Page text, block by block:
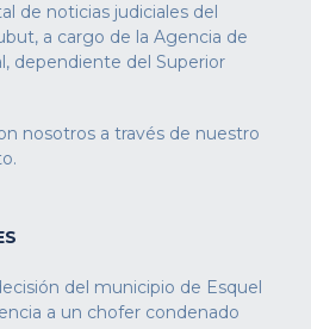
de noticias judiciales del
a cargo de la Agencia de
dependiente del Superior
nosotros a través de nuestro
.
del municipio de Esquel
a un chofer condenado